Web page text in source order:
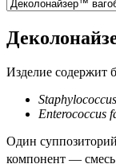
Изделие содержит
Enterococcus
Один
компонент — смесь